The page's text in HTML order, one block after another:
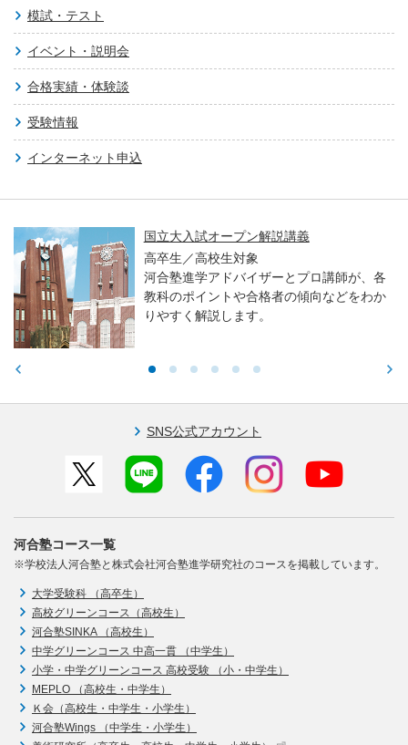
模試・テスト
イベント・説明会
合格実績・体験談
受験情報
インターネット申込
国立大入試オープン解説講義
高卒生／高校生対象
河合塾進学アドバイザーとプロ講師が、各
教科のポイントや合格者の傾向などをわか
りやすく解説します。
SNS公式アカウント
河合塾コース一覧
※学校法人河合塾と株式会社河合塾進学研究社のコースを掲載しています。
大学受験科 （高卒生）
高校グリーンコース（高校生）
河合塾SINKA （高校生）
中学グリーンコース 中高一貫 （中学生）
小学・中学グリーンコース 高校受験 （小・中学生）
MEPLO （高校生・中学生）
Ｋ会（高校生・中学生・小学生）
河合塾Wings （中学生・小学生）